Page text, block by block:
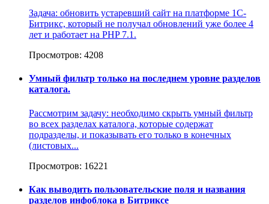
Задача: обновить устаревший сайт на платформе 1С-
Битрикс, который не получал обновлений уже более 4
лет и работает на PHP 7.1.
Просмотров: 4208
Умный фильтр только на последнем уровне разделов
каталога.
Рассмотрим задачу: необходимо скрыть умный фильтр
во всех разделах каталога, которые содержат
подразделы, и показывать его только в конечных
(листовых...
Просмотров: 16221
Как выводить пользовательские поля и названия
разделов инфоблока в Битриксе